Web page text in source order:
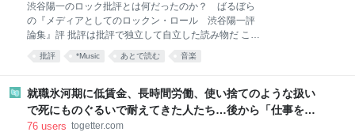
Shenzhen Zhibotong Electronicsのブランドで、ルー
タを製造し世界各地への販売向けにホワイトレーベル
供給している中国のメーカーである。対象機種には、
SIMカードを2枚搭載する5G対応のCPEも含まれる。
渋谷陽一のロック批評とは何だったのか？ ばるぼら
の『メディアとしてのロックン・ロール 渋谷陽一評
論集』評 批評は批評で独立して自立した読み物だ これ
までちゃんと読んだことがなく、「最後の単行本」と
いうキャッチコピーをきっかけに、何か感傷的な気持
に面食らうだろう。一体この人はなぜずっと怒りっぱ
なしなのかと。それはもちろん、自分たち以外すべて
のロック・ジャーナリズムがゴミだったからだ。 日本
批評 *Music あとで読む 音楽
就職氷河期に低賃金、長時間労働、使い捨てのような扱い
で死にものぐるいで耐えてきた人たち…後から「仕事を選
んでいたからだ」と本人の選択の問題に書き換えるのはあ
76 users togetter.com